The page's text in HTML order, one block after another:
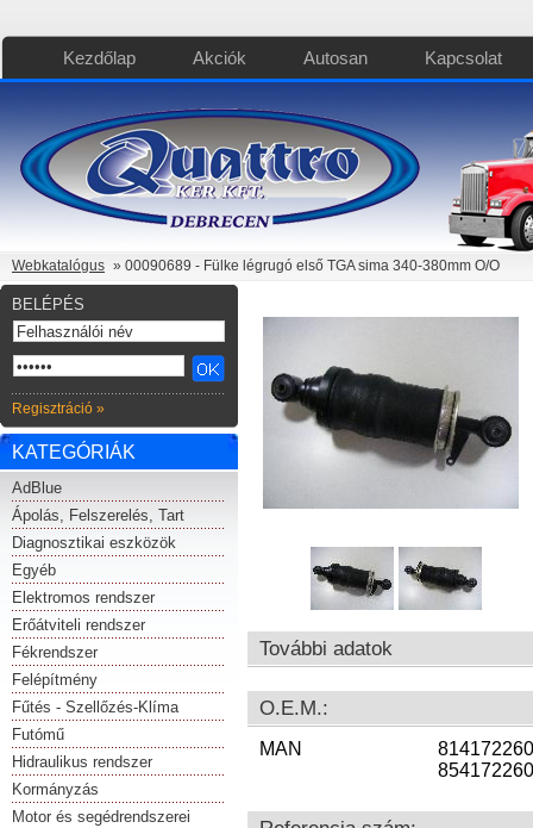
Kezdőlap Akciók Autosan Kapcsolat
Webkatalógus » 00090689 - Fülke légrugó első TGA sima 340-380mm O/O
BELÉPÉS
Regisztráció »
KATEGÓRIÁK
AdBlue
Ápolás, Felszerelés, Tart
Diagnosztikai eszközök
Egyéb
Elektromos rendszer
Erőátviteli rendszer
Fékrendszer
Felépítmény
Fűtés - Szellőzés-Klíma
Futómű
Hidraulikus rendszer
Kormányzás
Motor és segédrendszerei
További adatok
O.E.M.:
MAN